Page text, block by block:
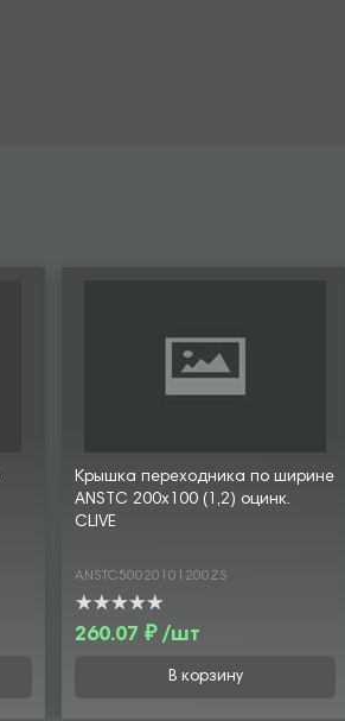
Крышка переходника по ширине
ANSTC 200х100 (1,2) оцинк.
CLIVE
ANSTC50020101200ZS
260.07 ₽ /шт
В корзину